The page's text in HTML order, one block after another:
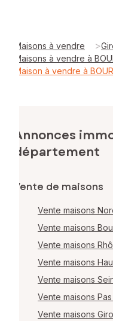
Maisons à vendre >
Maisons à vendre à
Maison à vendre à
Annonces
département
Vente de maisons
Vente maisons
Vente maisons
Vente maisons
Vente maisons
Vente maisons
Vente maisons
Vente maisons